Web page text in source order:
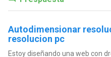
Autodimensionar
resolucion pc
Estoy diseñando una web con